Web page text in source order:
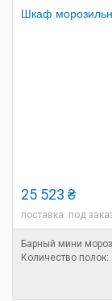
Шкаф
25 523 ₴
поставка: под
Барный мини
Количество